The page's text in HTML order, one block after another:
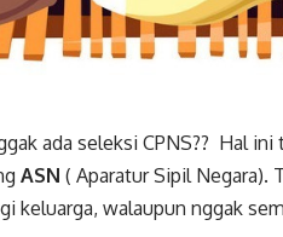
ada seleksi CPNS?? Hal
ASN ( Aparatur Sipil Negara).
keluarga, walaupun nggak